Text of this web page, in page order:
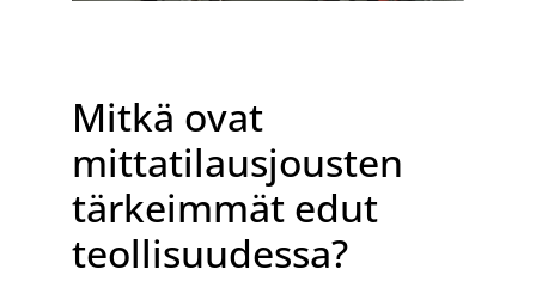
Mitkä ovat
mittatilausjousten
tärkeimmät edut
teollisuudessa?